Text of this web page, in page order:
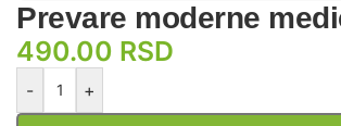
Prevare moderne
490.00 RSD
- +